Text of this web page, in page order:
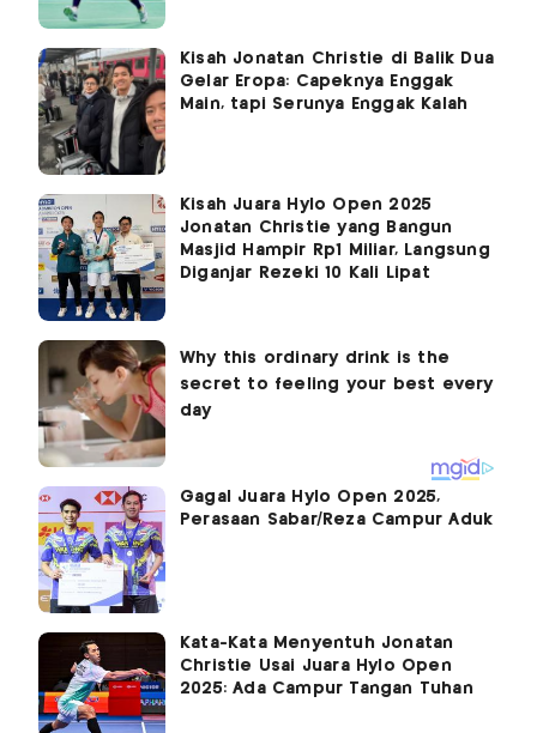
Kisah Jonatan Christie di Balik Dua
Gelar Eropa: Capeknya Enggak
Main, tapi Serunya Enggak Kalah
Kisah Juara Hylo Open 2025
Jonatan Christie yang Bangun
Masjid Hampir Rp1 Miliar, Langsung
Diganjar Rezeki 10 Kali Lipat
Gagal Juara Hylo Open 2025,
Perasaan Sabar/Reza Campur Aduk
Kata-Kata Menyentuh Jonatan
Christie Usai Juara Hylo Open
2025: Ada Campur Tangan Tuhan